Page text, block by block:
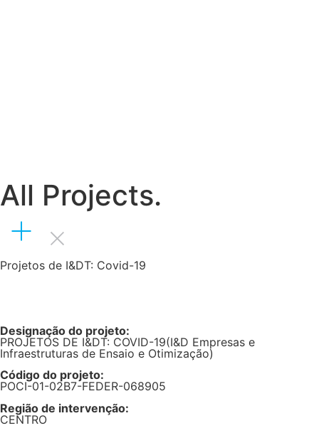
All Projects.
Projetos de I&DT: Covid-19
Designação do projeto:
PROJETOS DE I&DT: COVID-19(I&D Empresas e
Infraestruturas de Ensaio e Otimização)
Código do projeto:
POCI-01-02B7-FEDER-068905
Região de intervenção:
CENTRO